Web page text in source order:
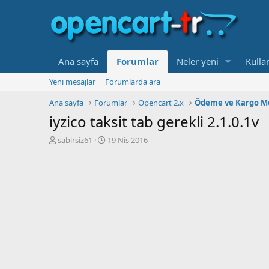
Ana sayfa Forumlar Neler yeni
Yeni mesajlar
Forumlarda ara
Ana sayfa
Forumlar Opencart 2.x Ödeme ve Kargo
iyzico taksit tab gerekli 2.1.0.1v
K
sabirsiz61
B19 Nis 2016